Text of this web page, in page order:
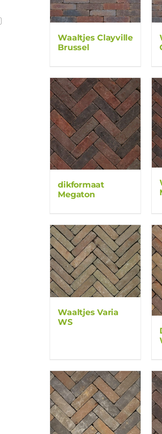
Waaltjes Clayville
Brussel
dikformaat
Megaton
Waaltjes Varia
WS